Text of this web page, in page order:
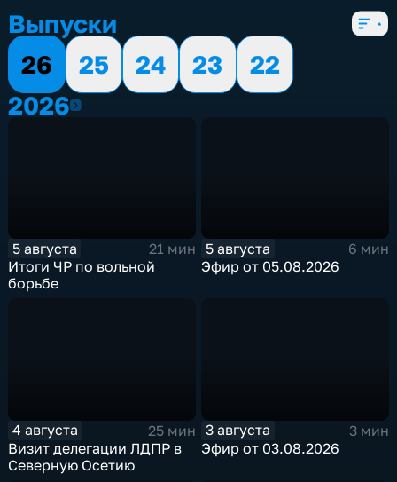
Выпуски
26
25 24 23
22
20262026
5 августа
21 мин
Итоги ЧР по вольной
борьбе
5 августа
6 мин
Эфир от 05.08.2026
4 августа
25 мин
Визит делегации ЛДПР в
Северную Осетию
3 августа
3 мин
Эфир от 03.08.2026